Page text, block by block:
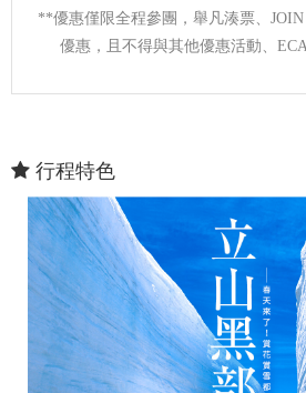
**優惠僅限全程參團，舉凡湊票、
優惠，且不得與其他優惠活動、
行程特色